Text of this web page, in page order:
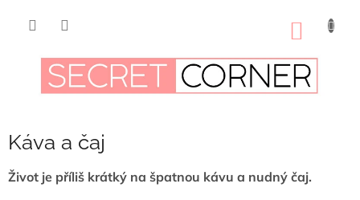
Káva a čaj
Život je příliš krátký na špatnou kávu a nudný čaj.